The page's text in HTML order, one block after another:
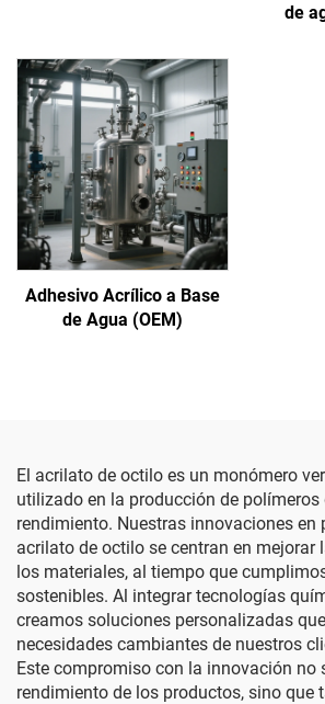
de
Adhesivo Acrílico a Base
de Agua (OEM)
El acrilato de octilo es un monómero
utilizado en la producción de polímeros
rendimiento. Nuestras innovaciones en
acrilato de octilo se centran en mejorar
los materiales, al tiempo que
sostenibles. Al integrar tecnologías
creamos soluciones personalizadas
necesidades cambiantes de nuestros
Este compromiso con la innovación no
rendimiento de los productos, sino que